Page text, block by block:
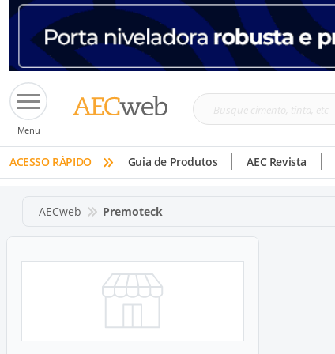
Menu
Busque
tinta,
etc
ACESSO RÁPIDO » Guia de Produtos AEC Revista
AECweb Premoteck